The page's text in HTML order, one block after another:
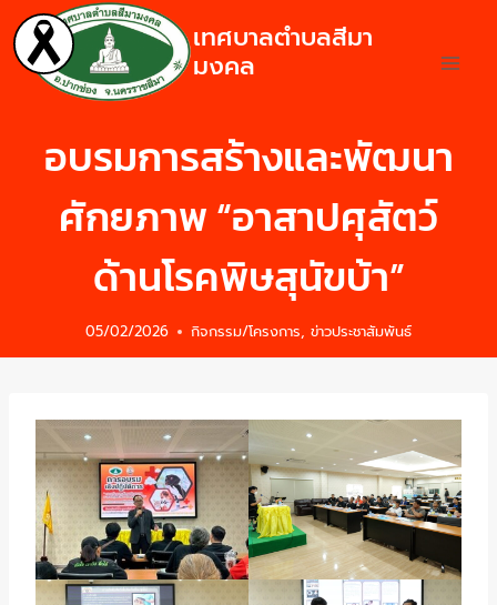
เทศบาลตำบลสีมา
มงคล
อบรมการสร้างและพัฒนา
ศักยภาพ “อาสาปศุสัตว์
ด้านโรคพิษสุนัขบ้า”
05/02/2026 กิจกรรม/โครงการ, ข่าวประชาสัมพันธ์